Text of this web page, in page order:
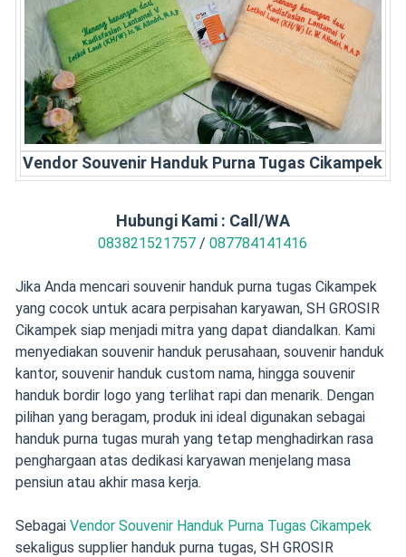
Vendor Souvenir Handuk Purna Tugas Cikampek
Hubungi Kami : Call/WA
083821521757 /087784141416
Jika Anda mencari souvenir handuk purna tugas Cikampek
yang cocok untuk acara perpisahan karyawan, SH GROSIR
Cikampek siap menjadi mitra yang dapat diandalkan. Kami
menyediakan souvenir handuk perusahaan, souvenir handuk
kantor, souvenir handuk custom nama, hingga souvenir
handuk bordir logo yang terlihat rapi dan menarik. Dengan
pilihan yang beragam, produk ini ideal digunakan sebagai
handuk purna tugas murah yang tetap menghadirkan rasa
penghargaan atas dedikasi karyawan menjelang masa
pensiun atau akhir masa kerja.
Sebagai Vendor Souvenir Handuk Purna Tugas Cikampek
sekaligus supplier handuk purna tugas, SH GROSIR